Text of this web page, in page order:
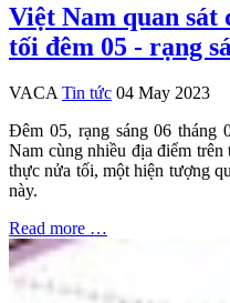
Việt Nam quan sát
tối đêm 05 - rạng
VACA Tin tức 04 May 2023
Đêm 05, rạng sáng 06 tháng
Nam cùng nhiều địa điểm
thực nửa tối, một hiện tượng
này.
Read more …